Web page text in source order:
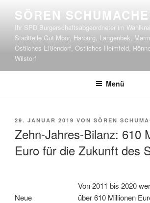
Inhalt
springen
SÖREN
Ihr SPD Bürgerschaftsabgeordneter im
Stadtteile Gut Moor, Harburg, Langenbek,
Östliches Eißendorf, Östliches Heimfeld,
Wilstorf
Menü
VERÖFFENTLICHT
29. JANUAR 2019 VON SÖREN
Zehn-Jahres-Bilanz: 610
Euro für die Zukunft des
Neue
Von 2011 bis 2020
über 610 Millionen